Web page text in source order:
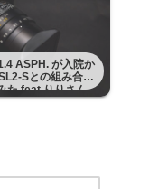
ASPH. が入院か
Sとの組み合わ
た feat りりさん